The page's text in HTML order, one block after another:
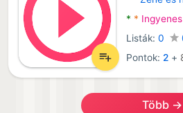
Android
* * Ingyenes
Listák:0
Pontok: 2 +
Több →